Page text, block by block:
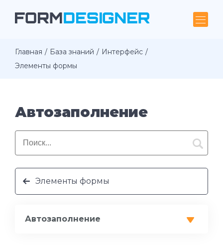
Главная База знаний
Интерфейс
Элементы формы
Автозаполнение
Элементы формы
Автозаполнение